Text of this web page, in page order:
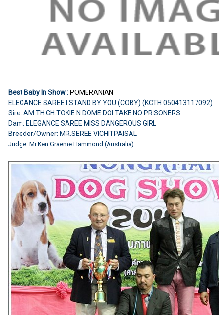
Best Baby In Show :POMERANIAN
ELEGANCE SAREE I STAND BY YOU (COBY) (KCTH 050413117092)
Sire: AM.TH.CH.TOKIE N DOME DOI TAKE NO PRISONERS
Dam: ELEGANCE SAREE MISS DANGEROUS GIRL
Breeder/Owner: MR.SEREE VICHITPAISAL
Judge: Mr.Ken Graeme Hammond (Australia)